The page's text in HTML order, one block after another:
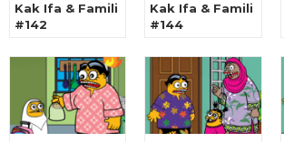
Kak Ifa & Famili
#142
Kak Ifa & Famili
#144